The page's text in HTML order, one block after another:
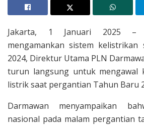
Jakarta, 1 Januari 2025 –
mengamankan sistem
2024, Direktur Utama PLN
turun langsung untuk mengawal
listrik saat pergantian Tahun Baru
Darmawan menyampaikan
nasional pada malam pergantian